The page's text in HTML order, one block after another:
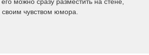
чувством юмора.